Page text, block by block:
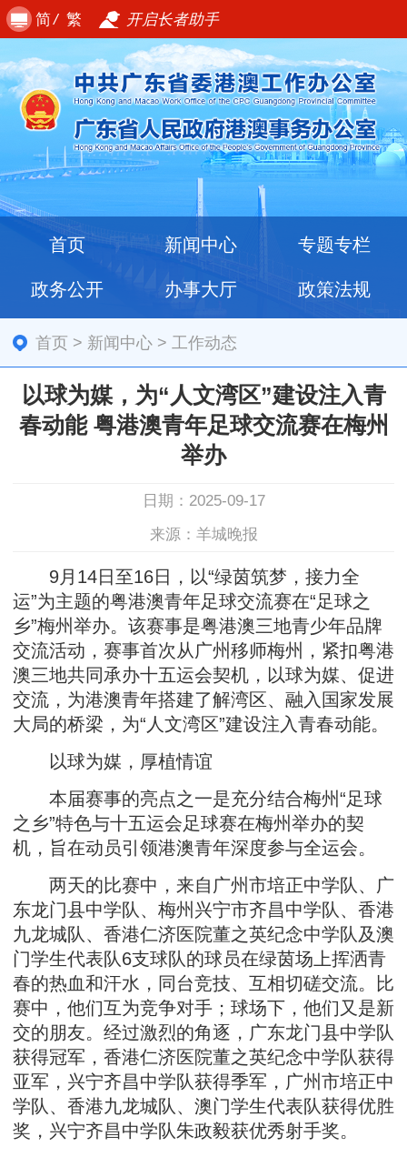
简/ 繁 开启长者助手
首页 新闻中心 专题专栏
政务公开 办事大厅 政策法规
首页 > 新闻中心 >工作动态
以球为媒，为“人文湾区”建设注入青
春动能 粤港澳青年足球交流赛在梅州
举办
日期：2025-09-17
来源：羊城晚报
9月14日至16日，以“绿茵筑梦，接力全
运”为主题的粤港澳青年足球交流赛在“足球之
乡”梅州举办。该赛事是粤港澳三地青少年品牌
交流活动，赛事首次从广州移师梅州，紧扣粤港
澳三地共同承办十五运会契机，以球为媒、促进
交流，为港澳青年搭建了解湾区、融入国家发展
大局的桥梁，为“人文湾区”建设注入青春动能。
以球为媒，厚植情谊
本届赛事的亮点之一是充分结合梅州“足球
之乡”特色与十五运会足球赛在梅州举办的契
机，旨在动员引领港澳青年深度参与全运会。
两天的比赛中，来自广州市培正中学队、广
东龙门县中学队、梅州兴宁市齐昌中学队、香港
九龙城队、香港仁济医院董之英纪念中学队及澳
门学生代表队6支球队的球员在绿茵场上挥洒青
春的热血和汗水，同台竞技、互相切磋交流。比
赛中，他们互为竞争对手；球场下，他们又是新
交的朋友。经过激烈的角逐，广东龙门县中学队
获得冠军，香港仁济医院董之英纪念中学队获得
亚军，兴宁齐昌中学队获得季军，广州市培正中
学队、香港九龙城队、澳门学生代表队获得优胜
奖，兴宁齐昌中学队朱政毅获优秀射手奖。